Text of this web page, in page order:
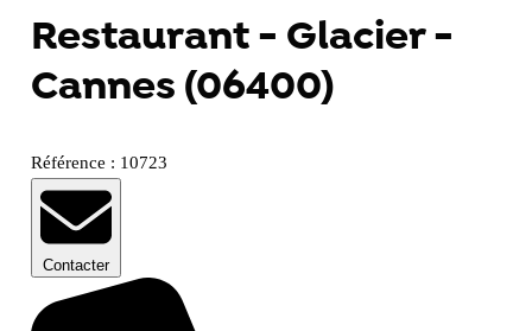
Restaurant - Glacier -
Cannes (06400)
Référence : 10723
Contacter